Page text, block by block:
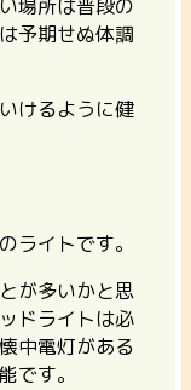
場所は普段の
予期せぬ体調
けるように健
ライトです。
が多いかと思
ドライトは必
中電灯がある
です。